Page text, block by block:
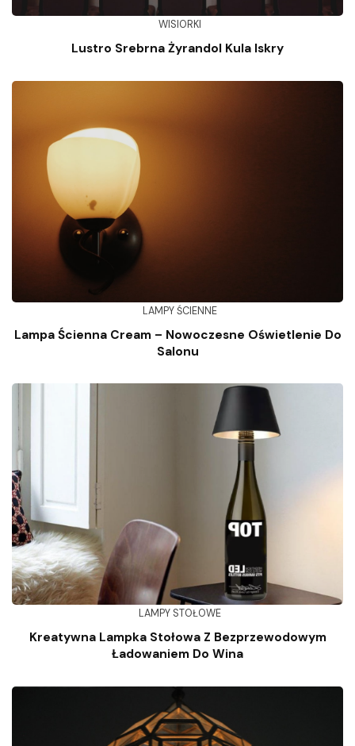
WISIORKI
Lustro Srebrna Żyrandol Kula Iskry
LAMPY ŚCIENNE
Lampa Ścienna Cream – Nowoczesne Oświetlenie Do
Salonu
LAMPY STOŁOWE
Kreatywna Lampka Stołowa Z Bezprzewodowym
Ładowaniem Do Wina